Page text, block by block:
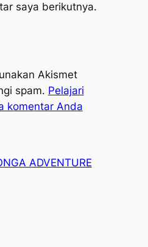
saya berikutnya.
Akismet
spam. Pelajari
komentar Anda
ADVENTURE